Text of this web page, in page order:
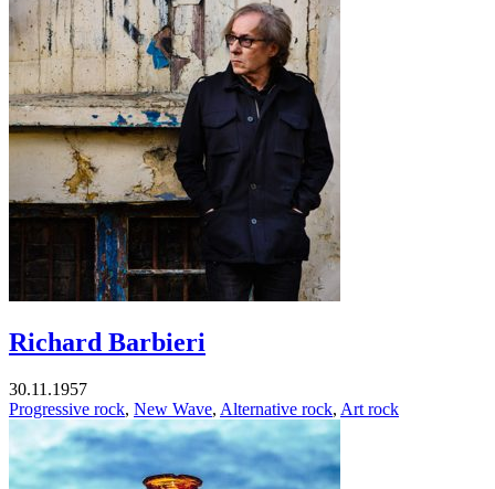
Richard Barbieri
30.11.1957
Progressive rock, New Wave, Alternative rock, Art rock